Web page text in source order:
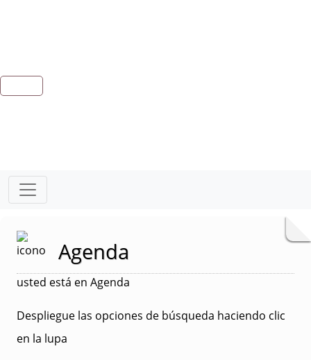
Agenda
usted está en Agenda
Despliegue las opciones de búsqueda haciendo clic
en la lupa